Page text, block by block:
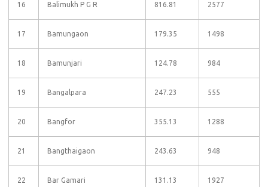
16 Balimukh P G R 816.81 2577
17 Bamungaon 179.35 1498
18 Bamunjari 124.78 984
19 Bangalpara 247.23 555
20 Bangfor 355.13 1288
21 Bangthaigaon 243.63 948
22 Bar Gamari 131.13 1927